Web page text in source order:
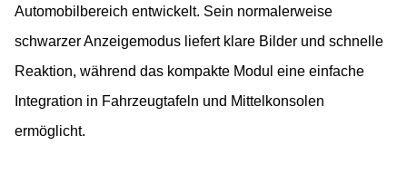
Automobilbereich entwickelt. Sein normalerweise
schwarzer Anzeigemodus liefert klare Bilder und schnelle
Reaktion, während das kompakte Modul eine einfache
Integration in Fahrzeugtafeln und Mittelkonsolen
ermöglicht.